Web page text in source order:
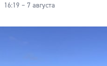
16:19 – 7 августа